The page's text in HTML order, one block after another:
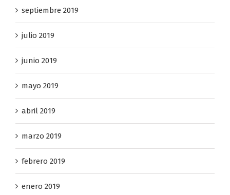
septiembre 2019
julio 2019
junio 2019
mayo 2019
abril 2019
marzo 2019
febrero 2019
enero 2019